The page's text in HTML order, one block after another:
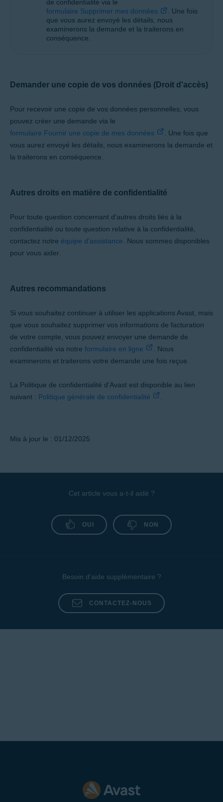
de confidentialité via le
formulaire Supprimer mes données
. Une fois
que vous aurez envoyé les détails, nous
examinerons la demande et la traiterons en
conséquence.
Demander une copie de vos données (Droit d'accès)
Pour recevoir une copie de vos données personnelles, vous
pouvez créer une demande via le
formulaire Fournir une copie de mes données
. Une fois que
vous aurez envoyé les détails, nous examinerons la demande et
la traiterons en conséquence.
Autres droits en matière de confidentialité
Pour toute question concernant d'autres droits liés à la
confidentialité ou toute question relative à la confidentialité,
contactez notre équipe d'assistance. Nous sommes disponibles
pour vous aider.
Autres recommandations
Si vous souhaitez continuer à utiliser les applications Avast, mais
que vous souhaitez supprimer vos informations de facturation
de votre compte, vous pouvez envoyer une demande de
confidentialité via notre formulaire en ligne
. Nous
examinerons et traiterons votre demande une fois reçue.
La Politique de confidentialité d'Avast est disponible au lien
suivant : Politique générale de confidentialité .
Mis à jour le : 01/12/2025
Cet article vous a-t-il aidé ?
OUI NON
Besoin d’aide supplémentaire ?
CONTACTEZ-NOUS